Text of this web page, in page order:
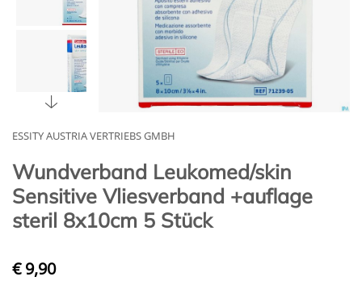
ESSITY AUSTRIA VERTRIEBS GMBH
Wundverband Leukomed/skin
Sensitive Vliesverband +auflage
steril 8x10cm 5 Stück
€ 9,90